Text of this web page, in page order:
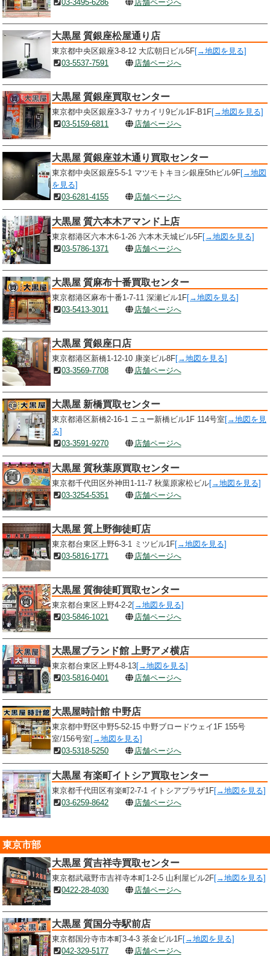
03-3495-6286 店舗ページへ
大黒屋 質銀座松屋通り店
東京都中央区銀座3-8-12 大広朝日ビル5F[→地図を見る]
03-5537-7591
店舗ページへ
大黒屋 質銀座買取センター
東京都中央区銀座3-3-7 サカイリ9ビル1F-B1F[→地図を見る]
03-5159-6811
店舗ページへ
大黒屋 質銀座並木通り買取センター
東京都中央区銀座5-5-1 マツモトキヨシ銀座5thビル9F[→地図
を見る]
03-6281-4155
店舗ページへ
大黒屋 質六本木アマンド上店
東京都港区六本木6-1-26 六本木天城ビル5F[→地図を見る]
03-5786-1371
店舗ページへ
大黒屋 質麻布十番買取センター
東京都港区麻布十番1-7-11 深瀬ビル1F[→地図を見る]
03-5413-3011
店舗ページへ
大黒屋 質銀座口店
東京都港区新橋1-12-10 康楽ビル8F[→地図を見る]
03-3569-7708
店舗ページへ
大黒屋 新橋買取センター
東京都港区新橋2-16-1 ニュー新橋ビル1F 114号室 [→地図を見
る]
03-3591-9270
店舗ページへ
大黒屋 質秋葉原買取センター
東京都千代田区外神田1-11-7 秋葉原家松ビル[→地図を見る]
03-3254-5351
店舗ページへ
大黒屋 質上野御徒町店
東京都台東区上野6-3-1 ミツビル1F[→地図を見る]
03-5816-1771
店舗ページへ
大黒屋 質御徒町買取センター
東京都台東区上野4-2-2[→地図を見る]
03-5846-1021
店舗ページへ
大黒屋ブランド館 上野アメ横店
東京都台東区上野4-8-13[→地図を見る]
03-5816-0401
店舗ページへ
大黒屋時計館 中野店
東京都中野区中野5-52-15 中野ブロードウェイ1F 155号
室/156号室 [→地図を見る]
03-5318-5250
店舗ページへ
大黒屋 有楽町イトシア買取センター
東京都千代田区有楽町2-7-1 イトシアプラザ1F[→地図を見る]
03-6259-8642
店舗ページへ
東京市部
大黒屋 質吉祥寺買取センター
東京都武蔵野市吉祥寺本町1-2-5 山利屋ビル2F[→地図を見る]
0422-28-4030
店舗ページへ
大黒屋 質国分寺駅前店
東京都国分寺市本町3-4-3 茶金ビル1F[→地図を見る]
042-329-5177
店舗ページへ